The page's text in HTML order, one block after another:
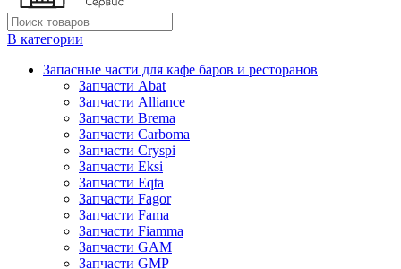
В категории
Запасные части для кафе баров и ресторанов
Запчасти Abat
Запчасти Alliance
Запчасти Brema
Запчасти Carboma
Запчасти Cryspi
Запчасти Eksi
Запчасти Eqta
Запчасти Fagor
Запчасти Fama
Запчасти Fiamma
Запчасти GAM
Запчасти GMP